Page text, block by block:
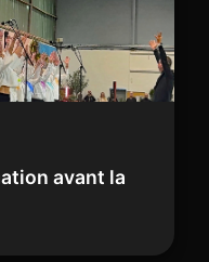
avant la